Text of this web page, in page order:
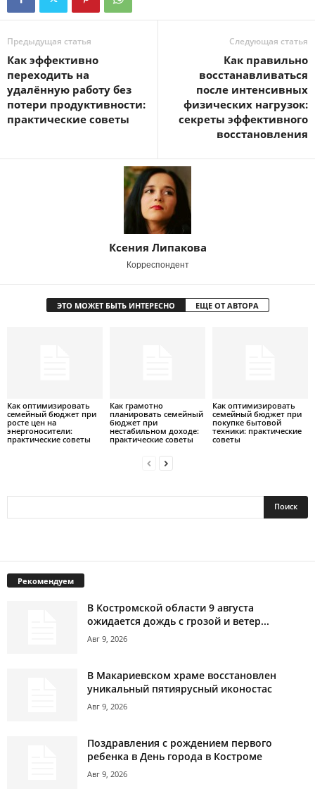
Предыдущая статья
Как эффективно
переходить на
удалённую работу без
потери продуктивности:
практические советы
Следующая статья
Как правильно
восстанавливаться
после интенсивных
физических нагрузок:
секреты эффективного
восстановления
Ксения Липакова
Корреспондент
ЭТО МОЖЕТ БЫТЬ ИНТЕРЕСНО ЕЩЕ ОТ АВТОРА
Как оптимизировать
семейный бюджет при
росте цен на
энергоносители:
практические советы
Как грамотно
планировать семейный
бюджет при
нестабильном доходе:
практические советы
Как оптимизировать
семейный бюджет при
покупке бытовой
техники: практические
советы
Рекомендуем
В Костромской области 9 августа
ожидается дождь с грозой и ветер...
Авг 9, 2026
В Макариевском храме восстановлен
уникальный пятиярусный иконостас
Авг 9, 2026
Поздравления с рождением первого
ребенка в День города в Костроме
Авг 9, 2026